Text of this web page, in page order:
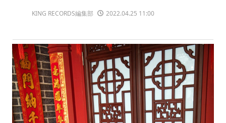
KING RECORDS編集部 2022.04.25 11:00